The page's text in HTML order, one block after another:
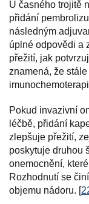
U časného trojitě
přidání
následným
úplné odpovědi a
přežití, jak
znamená, že
Pokud invazivní
léčbě, přidání
zlepšuje přežití,
poskytuje druhou
onemocnění,
Rozhodnutí se
objemu nádoru. [